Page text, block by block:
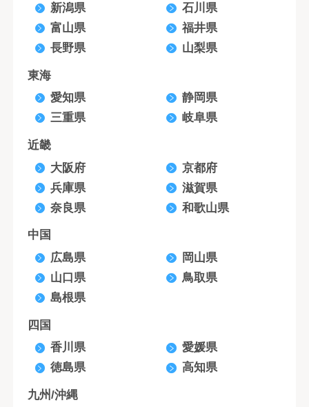
新潟県
石川県
富山県
福井県
長野県
山梨県
東海
愛知県
静岡県
三重県
岐阜県
近畿
大阪府
京都府
兵庫県
滋賀県
奈良県
和歌山県
中国
広島県
岡山県
山口県
鳥取県
島根県
四国
香川県
愛媛県
徳島県
高知県
九州/沖縄